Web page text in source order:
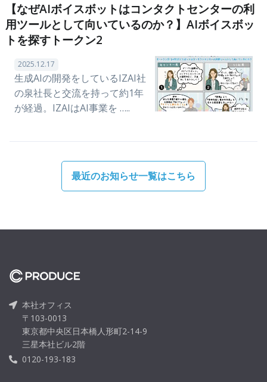
【なぜAIボイスボットはコンタクトセンターの利
用ツールとして向いているのか？】AIボイスボッ
トを探すトークン2
2025.12.17
生成AIの開発をしているIZAI社
の泉社長と交流を持って約1年
が経過。IZAIはAI事業を …..
最近のお知らせ一覧はこちら
本社オフィス
〒103-0013
東京都中央区日本橋人形町2-14-9
三星本社ビル2階
0120-193-183